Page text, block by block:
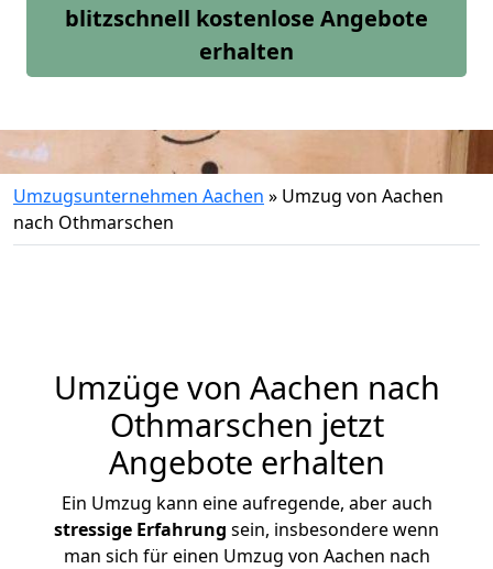
blitzschnell kostenlose Angebote
erhalten
Umzugsunternehmen Aachen » Umzug von Aachen
nach Othmarschen
Umzüge von Aachen nach
Othmarschen jetzt
Angebote erhalten
Ein Umzug kann eine aufregende, aber auch
stressige Erfahrung sein, insbesondere wenn
man sich für einen Umzug von Aachen nach